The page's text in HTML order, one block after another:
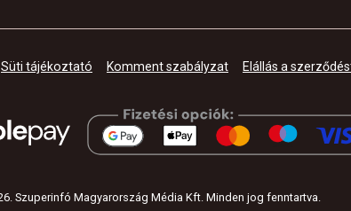
Süti tájékoztató Komment szabályzat Elállás a
. Szuperinfó Magyarország Média Kft. Minden jog fenntartva.